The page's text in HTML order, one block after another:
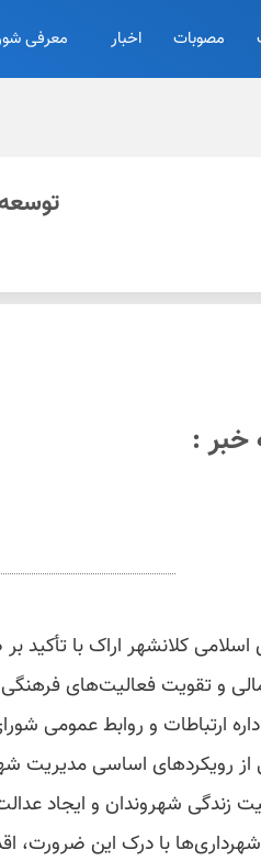
مصوبات اخبار معرفی
خبر :
اسلامی کلانشهر اراک با
و تقویت فعالیت‌های
ارتباطات و روابط عمومی
رویکردهای اساسی مدیریت
زندگی شهروندان و ایجاد
با درک این ضرورت،